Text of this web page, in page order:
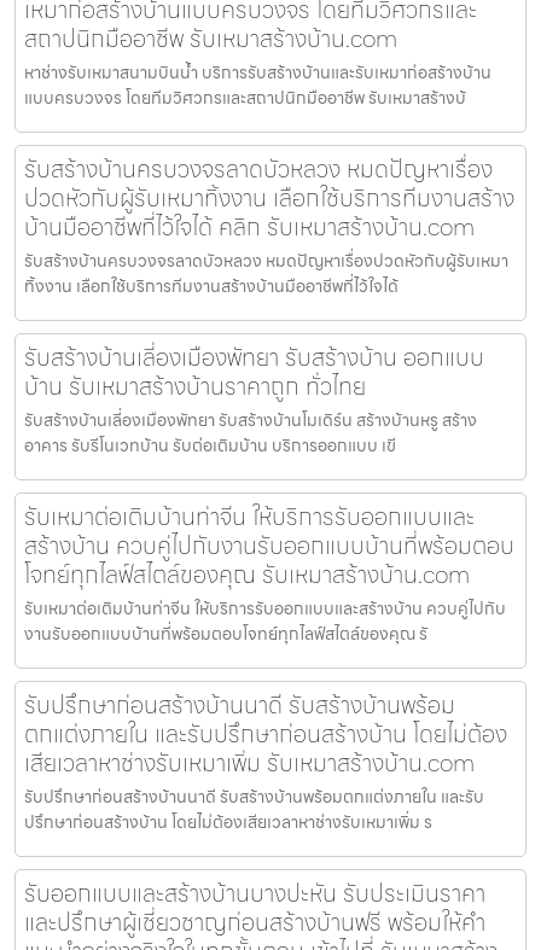
เหมาก่อสร้างบ้านแบบครบวงจร โดยทีมวิศวกรและ
สถาปนิกมืออาชีพ รับเหมาสร้างบ้าน.com
หาช่างรับเหมาสนามบินน้ำ บริการรับสร้างบ้านและรับเหมาก่อสร้างบ้าน
แบบครบวงจร โดยทีมวิศวกรและสถาปนิกมืออาชีพ รับเหมาสร้างบ้
รับสร้างบ้านครบวงจรลาดบัวหลวง หมดปัญหาเรื่อง
ปวดหัวกับผู้รับเหมาทิ้งงาน เลือกใช้บริการทีมงานสร้าง
บ้านมืออาชีพที่ไว้ใจได้ คลิก รับเหมาสร้างบ้าน.com
รับสร้างบ้านครบวงจรลาดบัวหลวง หมดปัญหาเรื่องปวดหัวกับผู้รับเหมา
ทิ้งงาน เลือกใช้บริการทีมงานสร้างบ้านมืออาชีพที่ไว้ใจได้
รับสร้างบ้านเลี่องเมืองพัทยา รับสร้างบ้าน ออกแบบ
บ้าน รับเหมาสร้างบ้านราคาถูก ทั่วไทย
รับสร้างบ้านเลี่องเมืองพัทยา รับสร้างบ้านโมเดิร์น สร้างบ้านหรู สร้าง
อาคาร รับรีโนเวทบ้าน รับต่อเติมบ้าน บริการออกแบบ เขี
รับเหมาต่อเติมบ้านท่าจีน ให้บริการรับออกแบบและ
สร้างบ้าน ควบคู่ไปกับงานรับออกแบบบ้านที่พร้อมตอบ
โจทย์ทุกไลฟ์สไตล์ของคุณ รับเหมาสร้างบ้าน.com
รับเหมาต่อเติมบ้านท่าจีน ให้บริการรับออกแบบและสร้างบ้าน ควบคู่ไปกับ
งานรับออกแบบบ้านที่พร้อมตอบโจทย์ทุกไลฟ์สไตล์ของคุณ รั
รับปรึกษาก่อนสร้างบ้านนาดี รับสร้างบ้านพร้อม
ตกแต่งภายใน และรับปรึกษาก่อนสร้างบ้าน โดยไม่ต้อง
เสียเวลาหาช่างรับเหมาเพิ่ม รับเหมาสร้างบ้าน.com
รับปรึกษาก่อนสร้างบ้านนาดี รับสร้างบ้านพร้อมตกแต่งภายใน และรับ
ปรึกษาก่อนสร้างบ้าน โดยไม่ต้องเสียเวลาหาช่างรับเหมาเพิ่ม ร
รับออกแบบและสร้างบ้านบางปะหัน รับประเมินราคา
และปรึกษาผู้เชี่ยวชาญก่อนสร้างบ้านฟรี พร้อมให้คำ